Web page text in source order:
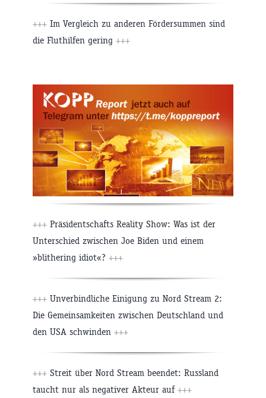
+++ Im Vergleich zu anderen Fördersummen sind
die Fluthilfen gering +++
+++ Präsidentschafts Reality Show: Was ist der
Unterschied zwischen Joe Biden und einem
»blithering idiot«? +++
+++ Unverbindliche Einigung zu Nord Stream 2:
Die Gemeinsamkeiten zwischen Deutschland und
den USA schwinden +++
+++ Streit über Nord Stream beendet: Russland
taucht nur als negativer Akteur auf +++